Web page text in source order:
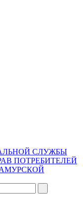
СЛУЖБЫ
ПОТРЕБИТЕЛЕЙ